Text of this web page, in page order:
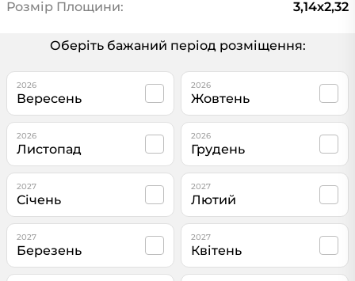
Розмір Площини: 3,14x2,32
Оберіть бажаний період розміщення:
2026
Вересень
2026
Жовтень
2026
Листопад
2026
Грудень
2027
Січень
2027
Лютий
2027
Березень
2027
Квітень